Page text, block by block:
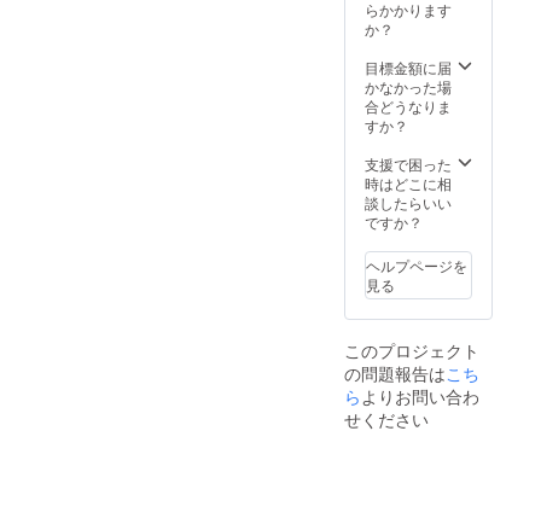
らかかります
か？
目標金額に届
かなかった場
合どうなりま
すか？
支援で困った
時はどこに相
談したらいい
ですか？
ヘルプページを
見る
このプロジェクト
の問題報告はこち
ら よりお問い合わ
せください